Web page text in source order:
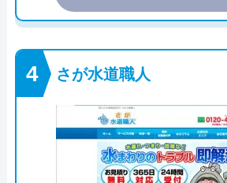
さが水道職人